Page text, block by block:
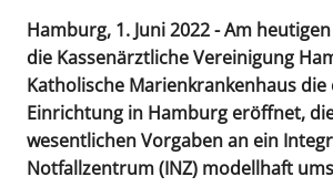
Hamburg, 1. Juni 2022 - Am
die Kassenärztliche Vereinigung
Katholische Marienkrankenhaus die
Einrichtung in Hamburg eröffnet,
wesentlichen Vorgaben an ein
Notfallzentrum (INZ) modellhaft